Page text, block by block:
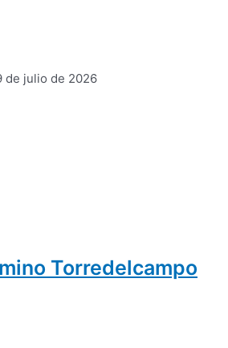
de julio de 2026
Torredelcampo